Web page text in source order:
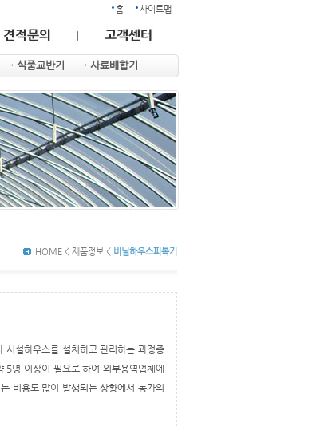
홈 사이트맵
ㆍ식품교반기 ㆍ사료배합기
HOME < 제품정보 < 비닐하우스피복기
시설하우스를 설치하고 관리하는 과정중
명 이상이 필요로 하여 외부용역업체에
비용도 많이 발생되는 상황에서 농가의